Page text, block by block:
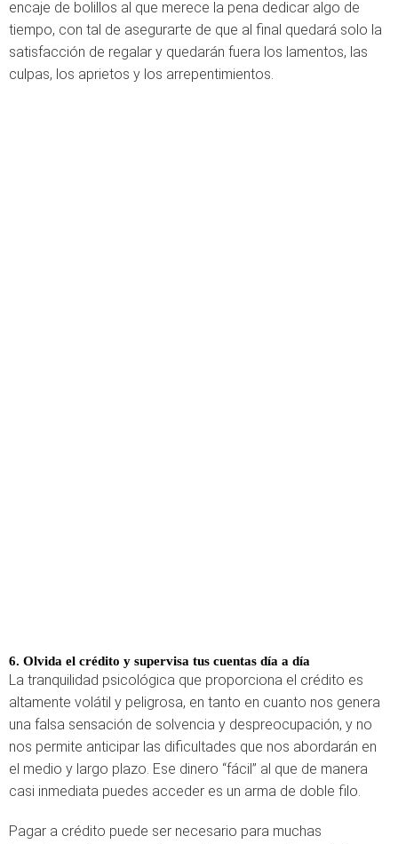
encaje de bolillos al que merece la pena dedicar algo de
tiempo, con tal de asegurarte de que al final quedará solo la
satisfacción de regalar y quedarán fuera los lamentos, las
culpas, los aprietos y los arrepentimientos.
6. Olvida el crédito y supervisa tus cuentas día a día
La tranquilidad psicológica que proporciona el crédito es
altamente volátil y peligrosa, en tanto en cuanto nos genera
una falsa sensación de solvencia y despreocupación, y no
nos permite anticipar las dificultades que nos abordarán en
el medio y largo plazo. Ese dinero “fácil” al que de manera
casi inmediata puedes acceder es un arma de doble filo.
Pagar a crédito puede ser necesario para muchas